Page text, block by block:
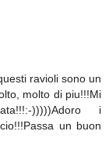
ravioli sono un
molto di piu!!!Mi
)))))Adoro i
un buon